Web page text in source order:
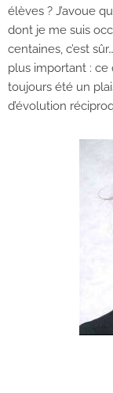
élèves ? J’avoue
dont je me suis
centaines, c’est
plus important : ce
toujours été un
d’évolution